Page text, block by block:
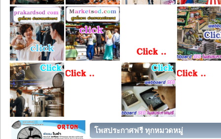
โพสประกาศฟรี ทุกหมวดหมู่